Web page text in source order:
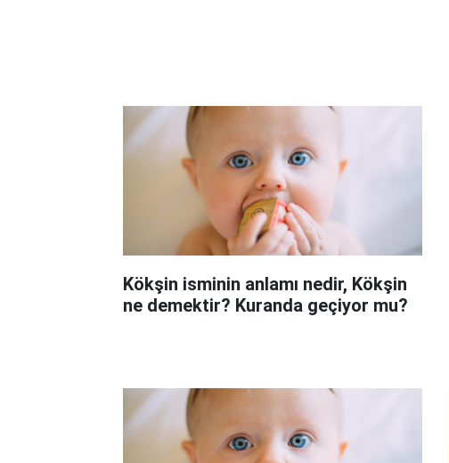
Kökşin isminin anlamı nedir, Kökşin
ne demektir? Kuranda geçiyor mu?